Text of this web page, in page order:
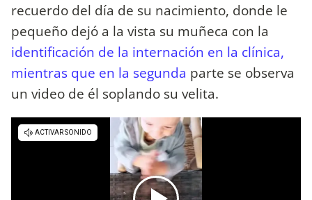
recuerdo del día de su nacimiento, donde le
pequeño dejó a la vista su muñeca con la
identificación de la internación en la clínica,
mientras que en la segunda parte se observa
un video de él soplando su velita.